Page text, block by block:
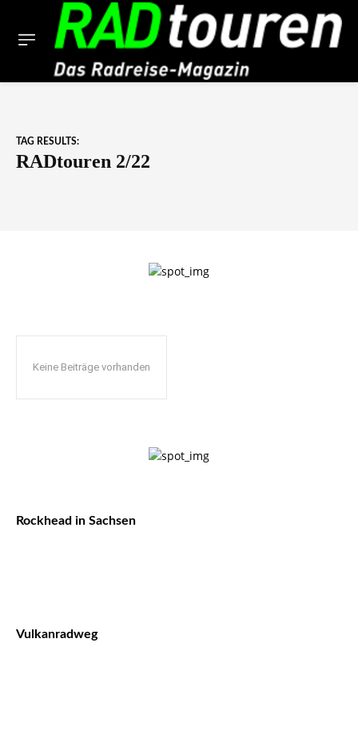
TAG RESULTS:
RADtouren 2/22
Keine Beiträge vorhanden
Rockhead in Sachsen
Vulkanradweg